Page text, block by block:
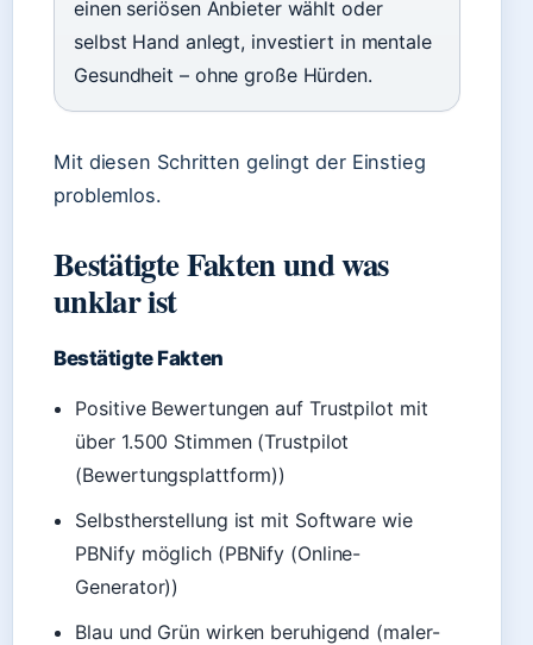
einen seriösen Anbieter wählt oder
selbst Hand anlegt, investiert in mentale
Gesundheit – ohne große Hürden.
Mit diesen Schritten gelingt der Einstieg
problemlos.
Bestätigte Fakten und was
unklar ist
Bestätigte Fakten
Positive Bewertungen auf Trustpilot mit
über 1.500 Stimmen (Trustpilot
(Bewertungsplattform))
Selbstherstellung ist mit Software wie
PBNify möglich (PBNify (Online-
Generator))
Blau und Grün wirken beruhigend (maler-